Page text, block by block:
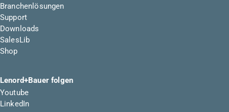
Branchenlösungen
Support
Downloads
SalesLib
Shop
Lenord+Bauer folgen
Youtube
LinkedIn